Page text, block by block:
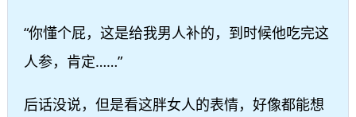
“你懂个屁，这是给我男人补的，到时候他吃完这
人参，肯定……”
后话没说，但是看这胖女人的表情，好像都能想